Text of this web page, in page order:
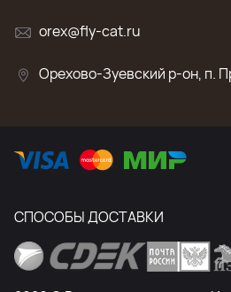
orex@fly-cat.ru
Орехово-Зуевский р-он, п.
СПОСОБЫ ДОСТАВКИ